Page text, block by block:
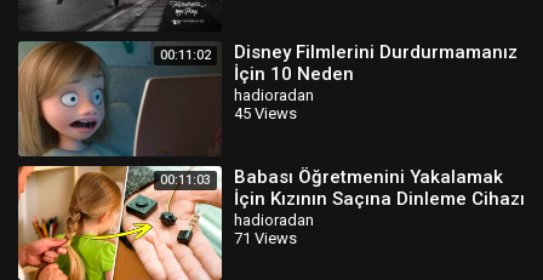
00:11:02
Disney Filmlerini Durdurmamanız
İçin 10 Neden
hadioradan
45 Views
00:11:03
Babası Öğretmenini Yakalamak
İçin Kızının Saçına Dinleme Cihazı
Koydu
hadioradan
71 Views